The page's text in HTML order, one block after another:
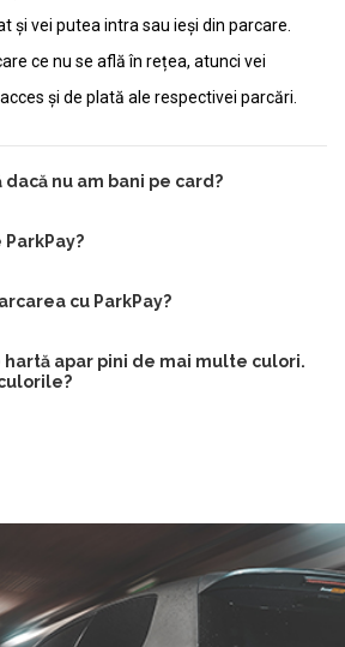
și vei putea intra sau ieși din parcare.
ce nu se află în rețea, atunci vei
și de plată ale respectivei parcări.
nu am bani pe card?
ParkPay?
cu ParkPay?
hartă apar pini de mai multe culori.